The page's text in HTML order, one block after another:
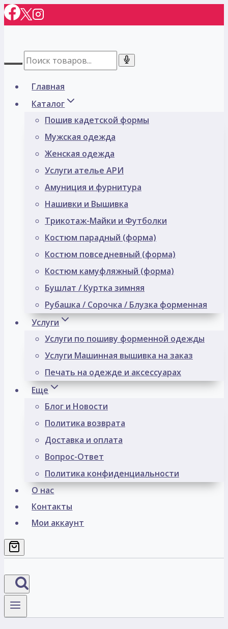
Перейти
к
Главная
Каталог
Пошив кадетской формы
Мужская одежда
Женская одежда
Услуги ателье АРИ
Амуниция и фурнитура
Нашивки и Вышивка
Трикотаж-Майки и Футболки
Костюм парадный (форма)
Костюм повседневный (форма)
Костюм камуфляжный (форма)
Бушлат / Куртка зимняя
Рубашка / Сорочка / Блузка форменная
Услуги
Услуги по пошиву форменной одежды
Услуги Машинная вышивка на заказ
Печать на одежде и аксессуарах
Еще
Блог и Новости
Политика возврата
Доставка и оплата
Вопрос-Ответ
Политика конфиденциальности
О нас
Контакты
Мои аккаунт